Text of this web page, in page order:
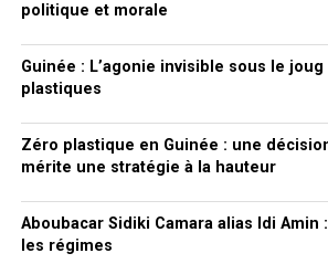
politique et morale
Guinée : L’agonie invisible sous le
plastiques
Zéro plastique en Guinée : une
mérite une stratégie à la hauteur
Aboubacar Sidiki Camara alias Idi Amin
les régimes